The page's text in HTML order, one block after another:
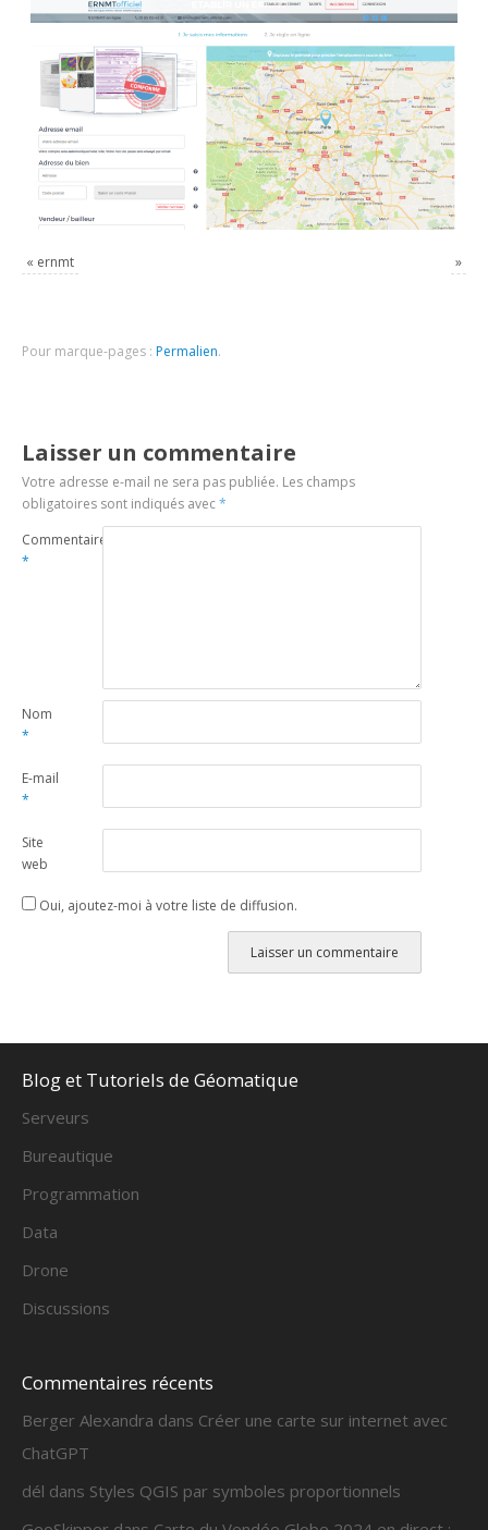
« ernmt »
Pour marque-pages : Permalien.
Laisser un commentaire
Votre adresse e-mail ne sera pas publiée. Les champs
obligatoires sont indiqués avec*
Commentaire
*
Nom
*
E-mail
*
Site
web
Oui, ajoutez-moi à votre liste de diffusion.
Blog et Tutoriels de Géomatique
Serveurs
Bureautique
Programmation
Data
Drone
Discussions
Commentaires récents
Berger Alexandra dans Créer une carte sur internet avec
ChatGPT
dél dans Styles QGIS par symboles proportionnels